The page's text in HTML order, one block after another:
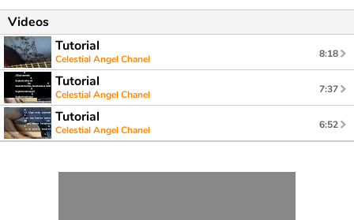
Videos
Tutorial
Celestial Angel Chanel 8:18
Tutorial
Celestial Angel Chanel 7:37
Tutorial
Celestial Angel Chanel 6:52